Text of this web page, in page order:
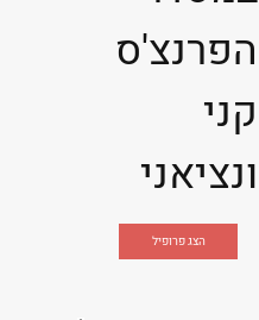
הפרנצ'ס
קני
ונציאני
הצג פרופיל